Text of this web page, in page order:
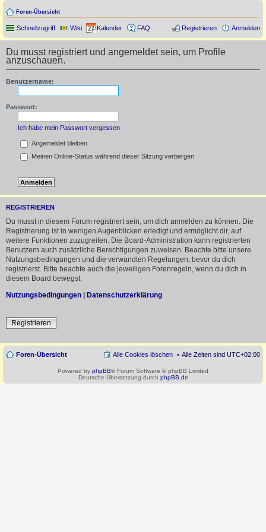
Foren-Übersicht
Schnellzugriff Wiki Kalender FAQ Anmelden
Registrieren
Du musst registriert und angemeldet sein, um Profile
anzuschauen.
Benutzername:
Passwort:
Ich habe mein Passwort vergessen
Angemeldet bleiben
Meinen Online-Status während dieser Sitzung verbergen
REGISTRIEREN
Du musst in diesem Forum registriert sein, um dich anmelden zu können. Die
Registrierung ist in wenigen Augenblicken erledigt und ermöglicht dir, auf
weitere Funktionen zuzugreifen. Die Board-Administration kann registrierten
Benutzern auch zusätzliche Berechtigungen zuweisen. Beachte bitte unsere
Nutzungsbedingungen und die verwandten Regelungen, bevor du dich
registrierst. Bitte beachte auch die jeweiligen Forenregeln, wenn du dich in
diesem Board bewegst.
Nutzungsbedingungen | Datenschutzerklärung
Registrieren
Foren-Übersicht Alle Zeiten sind UTC+02:00
Alle Cookies löschen
Powered by phpBB® Forum Software © phpBB Limited
Deutsche Übersetzung durch phpBB.de